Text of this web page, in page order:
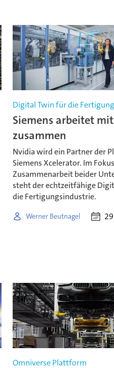
Digital Twin für die
Siemens arbeitet
zusammen
Nvidia wird ein Partner der
Siemens Xcelerator. Im
Zusammenarbeit beider
steht der echtzeitfähige
die Fertigungsindustrie.
Werner Beutnagel
Omniverse Plattform